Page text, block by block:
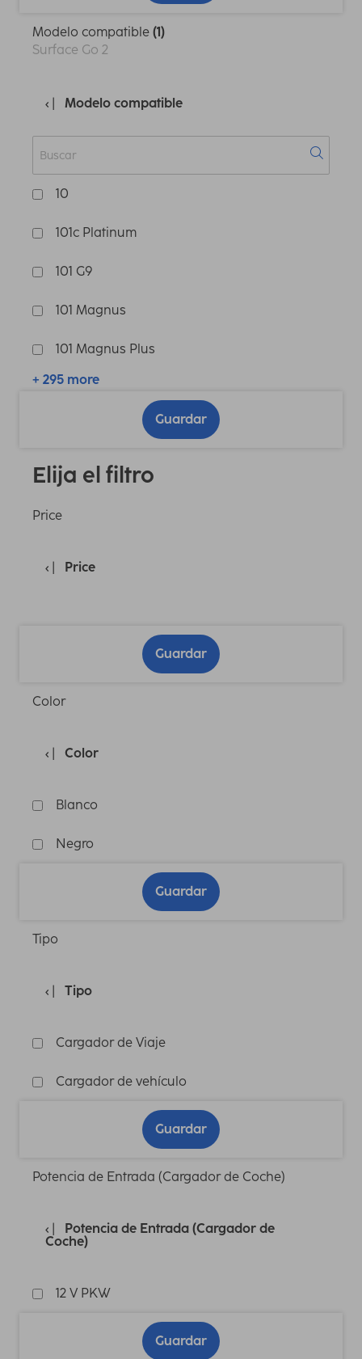
Modelo compatible (1)
Surface Go 2
Modelo compatible
10
101c Platinum
101 G9
101 Magnus
101 Magnus Plus
+ 295 more
Guardar
Elija el filtro
Price
Price
Guardar
Color
Color
Blanco
Negro
Guardar
Tipo
Tipo
Cargador de Viaje
Cargador de vehículo
Guardar
Potencia de Entrada (Cargador de Coche)
Potencia de Entrada (Cargador de
Coche)
12 V PKW
Guardar